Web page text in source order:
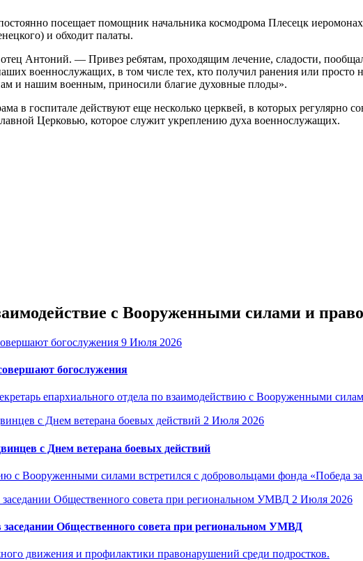
посещает помощник начальника космодрома Плесецк
и обходит палаты.
отец Антоний. — Привез ребятам, проходящим лечение, сладости,
военнослужащих, в том числе тех, кто получил ранения или
и нашим военным, приносили благие духовные плоды».
в госпитале действуют еще несколько церквей, в которых регулярно
Церковью, которое служит укреплению духа военнослужащих.
с Вооруженными силами и
9 Июля 2026
богослужения
епархиального отдела по взаимодействию с Вооруженными
2 Июля 2026
с Днем ветерана боевых действий
с Вооруженными силами встретился с добровольцами фонда «Победа
2 Июля 2026
Общественного совета при региональном УМВД
движения и профилактики правонарушений среди подростков.